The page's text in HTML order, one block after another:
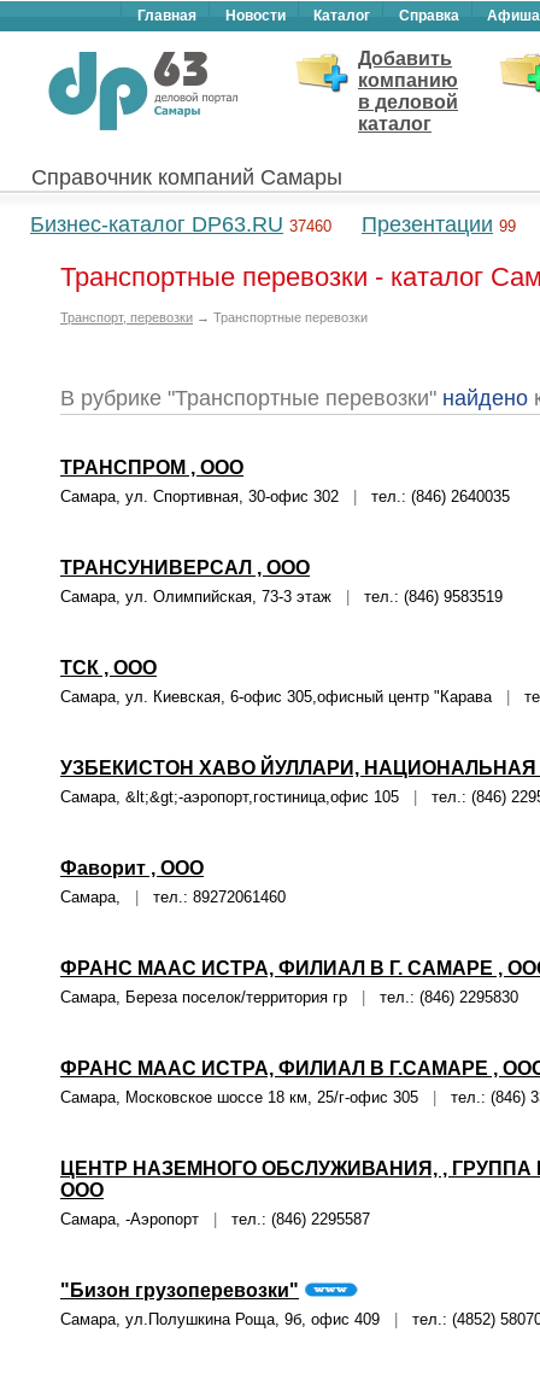
Главная Новости Каталог Справка Афиша
Добавить
компанию
в деловой
каталог
Справочник компаний Самары
Бизнес-каталог DP63.RU 37460 Презентации 99
Транспортные перевозки - каталог
Транспорт, перевозки → Транспортные перевозки
В рубрике "Транспортные перевозки" найдено
ТРАНСПРОМ , ООО
Самара, ул. Спортивная, 30-офис 302 тел.: (846) 2640035
ТРАНСУНИВЕРСАЛ , ООО
Самара, ул. Олимпийская, 73-3 этаж тел.: (846) 9583519
ТСК , ООО
Самара, ул. Киевская, 6-офис 305,офисный центр "Карава
УЗБЕКИСТОН ХАВО ЙУЛЛАРИ,
Самара, &lt;&gt;-аэропорт,гостиница,офис 105 тел.: (846)
Фаворит , ООО
Самара, тел.: 89272061460
ФРАНС МААС ИСТРА, ФИЛИАЛ В Г. САМАРЕ ,
Самара, Береза поселок/территория гр тел.: (846) 2295830
ФРАНС МААС ИСТРА, ФИЛИАЛ В Г.САМАРЕ ,
Самара, Московское шоссе 18 км, 25/г-офис 305 тел.: (846)
ЦЕНТР НАЗЕМНОГО ОБСЛУЖИВАНИЯ, ,
ООО
Самара, -Аэропорт тел.: (846) 2295587
"Бизон грузоперевозки"
Самара, ул.Полушкина Роща, 9б, офис 409 тел.: (4852)